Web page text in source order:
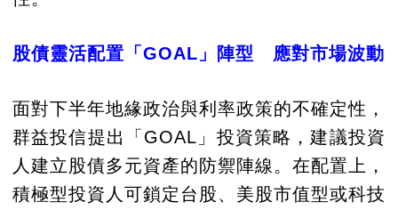
股債靈活配置「GOAL」陣型 應對市場波動
面對下半年地緣政治與利率政策的不確定性，
群益投信提出「GOAL」投資策略，建議投資
人建立股債多元資產的防禦陣線。在配置上，
積極型投資人可鎖定台股、美股市值型或科技